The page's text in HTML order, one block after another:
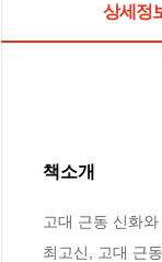
상세정
책소개
고대 근동 신화
최고신, 고대 근